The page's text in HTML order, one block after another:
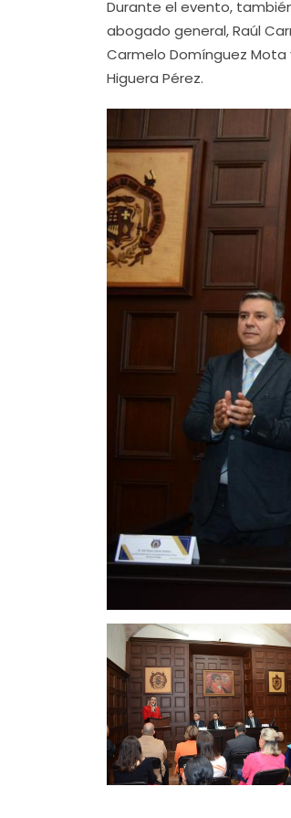
Durante el evento,
abogado general, Raúl
Carmelo Domínguez Mota
Higuera Pérez.